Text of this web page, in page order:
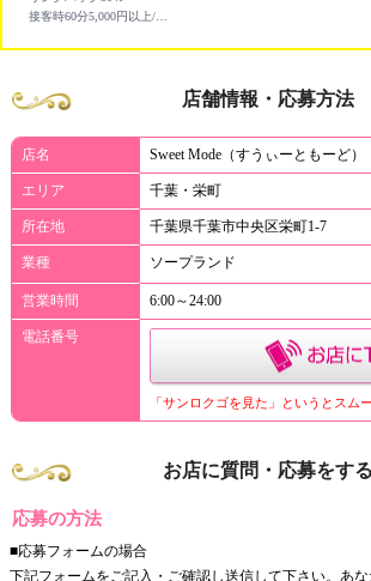
店舗情報・応募方法
店名 Sweet Mode（すうぃーともーど）
エリア 千葉・栄町
所在地 千葉県千葉市中央区栄町1-7
業種 ソープランド
営業時間 6:00～24:00
電話番号
「サンロクゴを見た」というとスム
お店に質問・応募をする
応募の方法
■応募フォームの場合
下記フォームをご記入・ご確認し送信して下さい。あ